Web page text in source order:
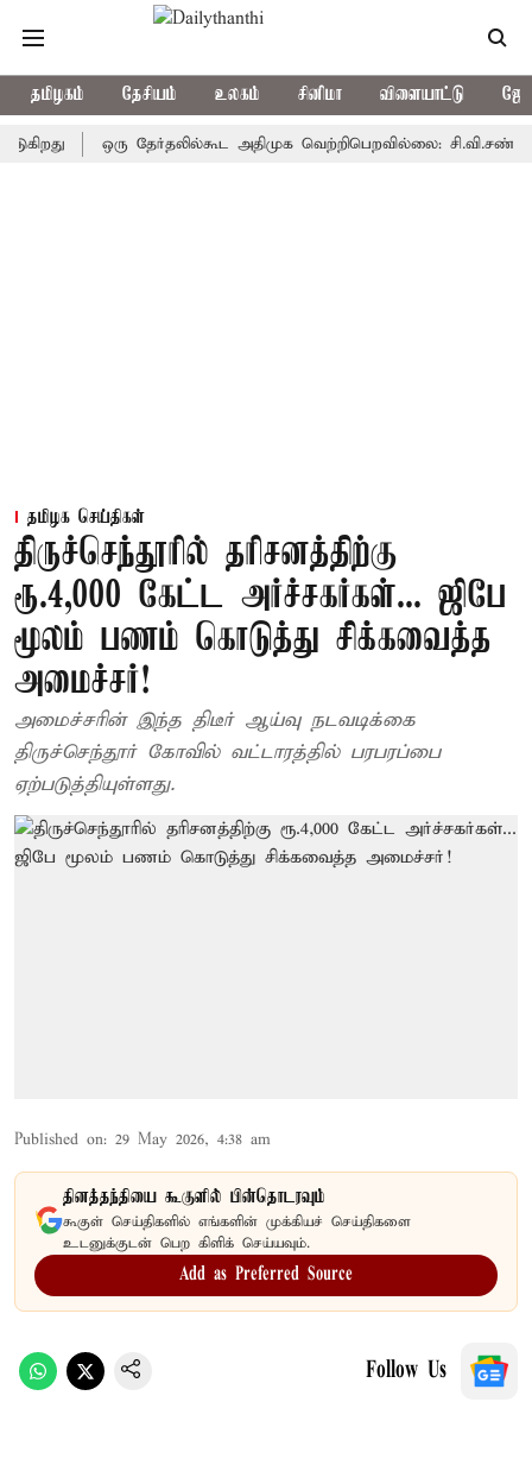
தமிழகம் தேசியம் உலகம் சினிமா விளையாட்டு
ஒரு தேர்தலில்கூட அதிமுக வெற்றிபெறவில்லை: சி.வி.சண்முகம்
தமிழக செய்திகள்
திருச்செந்தூரில் தரிசனத்திற்கு
ரூ.4,000 கேட்ட அர்ச்சகர்கள்... ஜிபே
மூலம் பணம் கொடுத்து சிக்கவைத்த
அமைச்சர்!
அமைச்சரின் இந்த திடீர் ஆய்வு நடவடிக்கை
திருச்செந்தூர் கோவில் வட்டாரத்தில் பரபரப்பை
ஏற்படுத்தியுள்ளது.
Published on: 29 May 2026, 4:38 am
தினத்தந்தியை கூகுளில் பின்தொடரவும்
கூகுள் செய்திகளில் எங்களின் முக்கியச் செய்திகளை
உடனுக்குடன் பெற கிளிக் செய்யவும்.
Add as Preferred Source
Follow Us